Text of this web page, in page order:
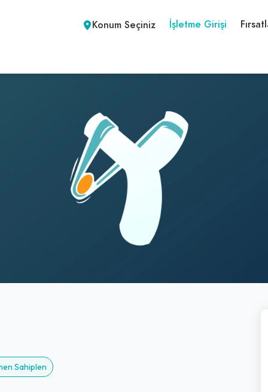
Konum Seçiniz İşletme Girişi
Sahiplen